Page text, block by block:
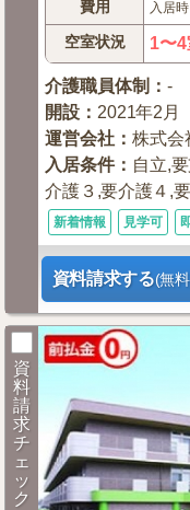
費用 入居時
空室状況 1〜4
介護職員体制 ：-
開設 ： 2021年2月
運営会社 ：株式会
入居条件： 自立,
介護３,要介護４,
新着情報 見学可
資料請求する(無
資
料
請
求
チ
ェ
ッ
ク